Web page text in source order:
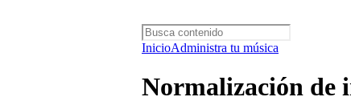
InicioAdministra tu música
Normalización de